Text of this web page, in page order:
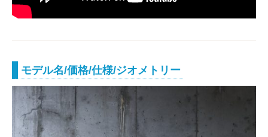
モデル名/価格/仕様/ジオメトリー